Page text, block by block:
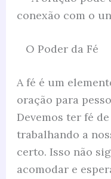
conexão com o
O Poder da Fé
A fé é um
oração para
Devemos ter fé
trabalhando a
certo. Isso não
acomodar e